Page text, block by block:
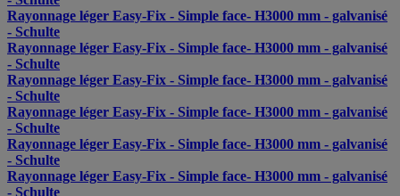
Rayonnage léger Easy-Fix - Simple face- H3000 mm - galvanisé
- Schulte
Rayonnage léger Easy-Fix - Simple face- H3000 mm - galvanisé
- Schulte
Rayonnage léger Easy-Fix - Simple face- H3000 mm - galvanisé
- Schulte
Rayonnage léger Easy-Fix - Simple face- H3000 mm - galvanisé
- Schulte
Rayonnage léger Easy-Fix - Simple face- H3000 mm - galvanisé
- Schulte
Rayonnage léger Easy-Fix - Simple face- H3000 mm - galvanisé
- Schulte